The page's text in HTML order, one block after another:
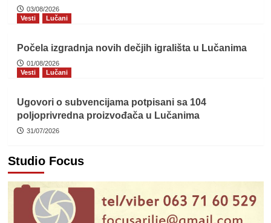
03/08/2026
Vesti
Lučani
Počela izgradnja novih dečjih igrališta u Lučanima
01/08/2026
Vesti
Lučani
Ugovori o subvencijama potpisani sa 104
poljoprivredna proizvođača u Lučanima
31/07/2026
Studio Focus